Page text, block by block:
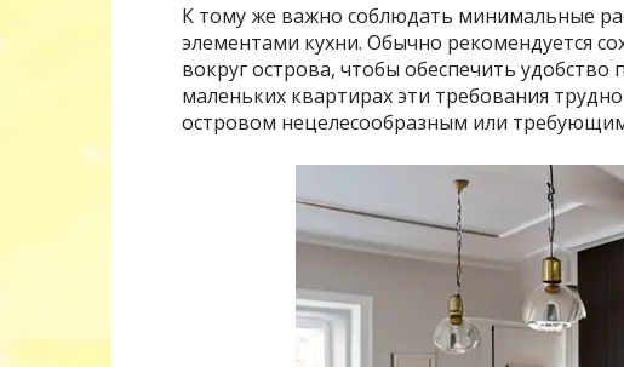
К тому же важно соблюдать минимальные
элементами кухни. Обычно рекомендуется
вокруг острова, чтобы обеспечить
маленьких квартирах эти требования
островом нецелесообразным или